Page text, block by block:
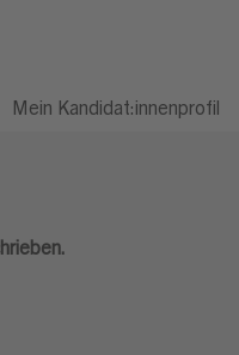
Mein Kandidat:innenprofil